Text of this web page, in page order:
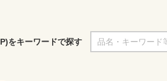
をキーワードで探す